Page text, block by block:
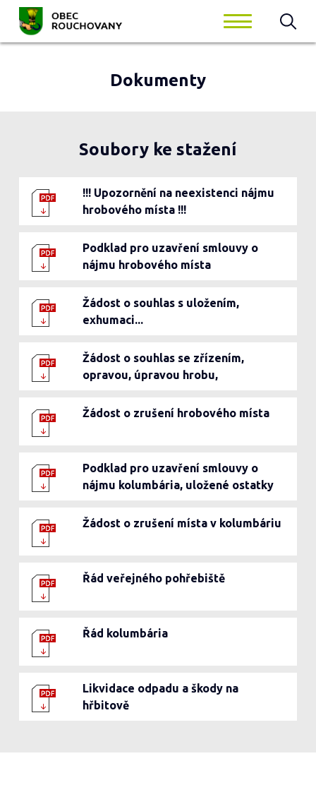
Dokumenty
Soubory ke stažení
!!! Upozornění na neexistenci nájmu
hrobového místa !!!
Podklad pro uzavření smlouvy o
nájmu hrobového místa
Žádost o souhlas s uložením,
exhumaci...
Žádost o souhlas se zřízením,
opravou, úpravou hrobu,
Žádost o zrušení hrobového místa
Podklad pro uzavření smlouvy o
nájmu kolumbária, uložené ostatky
Žádost o zrušení místa v kolumbáriu
Řád veřejného pohřebiště
Řád kolumbária
Likvidace odpadu a škody na
hřbitově